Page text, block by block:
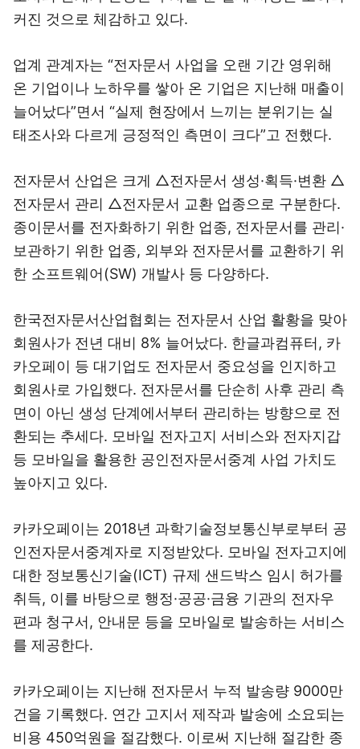
커진 것으로 체감하고 있다.
업계 관계자는 “전자문서 사업을 오랜 기간 영위해
온 기업이나 노하우를 쌓아 온 기업은 지난해 매출이
늘어났다”면서 “실제 현장에서 느끼는 분위기는 실
태조사와 다르게 긍정적인 측면이 크다”고 전했다.
전자문서 산업은 크게 △전자문서 생성·획득·변환 △
전자문서 관리 △전자문서 교환 업종으로 구분한다.
종이문서를 전자화하기 위한 업종, 전자문서를 관리·
보관하기 위한 업종, 외부와 전자문서를 교환하기 위
한 소프트웨어(SW) 개발사 등 다양하다.
한국전자문서산업협회는 전자문서 산업 활황을 맞아
회원사가 전년 대비 8% 늘어났다. 한글과컴퓨터, 카
카오페이 등 대기업도 전자문서 중요성을 인지하고
회원사로 가입했다. 전자문서를 단순히 사후 관리 측
면이 아닌 생성 단계에서부터 관리하는 방향으로 전
환되는 추세다. 모바일 전자고지 서비스와 전자지갑
등 모바일을 활용한 공인전자문서중계 사업 가치도
높아지고 있다.
카카오페이는 2018년 과학기술정보통신부로부터 공
인전자문서중계자로 지정받았다. 모바일 전자고지에
대한 정보통신기술(ICT) 규제 샌드박스 임시 허가를
취득, 이를 바탕으로 행정·공공·금융 기관의 전자우
편과 청구서, 안내문 등을 모바일로 발송하는 서비스
를 제공한다.
카카오페이는 지난해 전자문서 누적 발송량 9000만
건을 기록했다. 연간 고지서 제작과 발송에 소요되는
비용 450억원을 절감했다. 이로써 지난해 절감한 종